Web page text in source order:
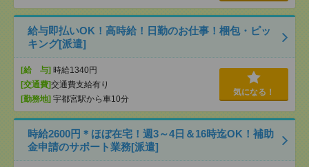
給与即払いOK！高時給！日勤のお仕事！梱包・ピッ
キング[派遣]
[給 与] 時給1340円
[交通費]交通費支給有り
[勤務地] 宇都宮駅から車10分
気になる！
時給2600円＊ほぼ在宅！週3～4日＆16時迄OK！補助
金申請のサポート業務[派遣]